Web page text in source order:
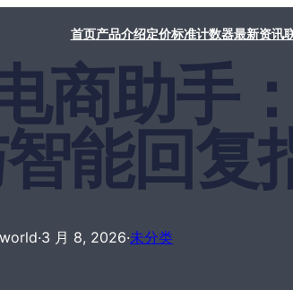
首页产品介绍定价标准计数器最新资讯
商助手
能回复
·3 月 8, 2026·未分类